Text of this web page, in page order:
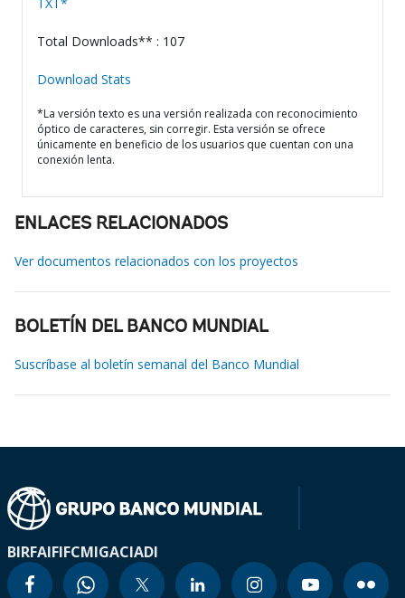
Total Downloads** : 107
Download Stats
*La versión texto es una versión realizada con reconocimiento
óptico de caracteres, sin corregir. Esta versión se ofrece
únicamente en beneficio de los usuarios que cuentan con una
conexión lenta.
ENLACES RELACIONADOS
Ver documentos relacionados con los proyectos
BOLETÍN DEL BANCO MUNDIAL
Suscríbase al boletín semanal del Banco Mundial
BIRFAIFIFCMIGACIADI